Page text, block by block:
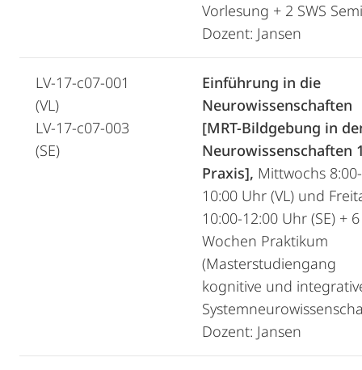
Vorlesung + 2 SWS
Dozent: Jansen
LV-17-c07-001
(VL)
LV-17-c07-003
(SE)
Einführung in die
Neurowissenschaften
[MRT-Bildgebung in
Neurowissenschaften
Praxis], Mittwochs 8:00-
10:00 Uhr (VL) und
10:00-12:00 Uhr (SE) + 6
Wochen Praktikum
(Masterstudiengang
kognitive und
Dozent: Jansen